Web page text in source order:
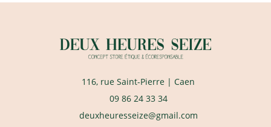
116, rue Saint-Pierre | Caen
09 86 24 33 34
deuxheuresseize@gmail.com